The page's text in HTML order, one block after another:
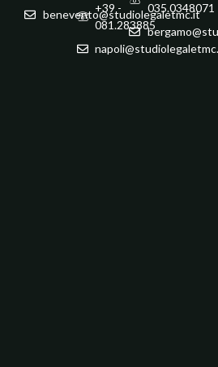
benevento@studiolegaletmc.it
+39 -
081.283885
035.0348071